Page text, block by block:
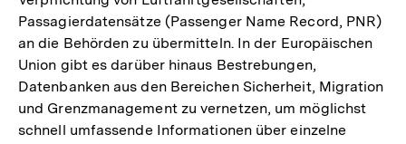
Passagierdatensätze (Passenger Name Record, PNR)
an die Behörden zu übermitteln. In der Europäischen
Union gibt es darüber hinaus Bestrebungen,
Datenbanken aus den Bereichen Sicherheit, Migration
und Grenzmanagement zu vernetzen, um möglichst
schnell umfassende Informationen über einzelne